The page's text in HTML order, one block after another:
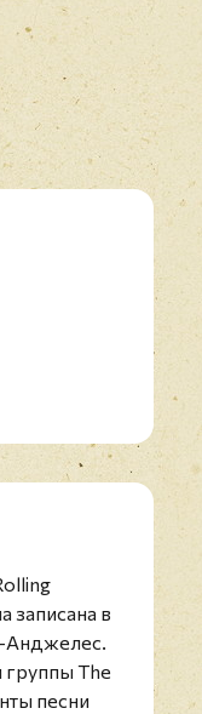
записана в
Анджелес.
группы The
песни